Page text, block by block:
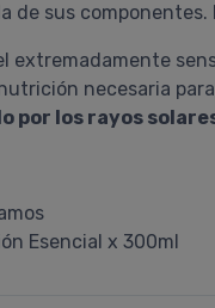
de sus componentes.
extremadamente
necesaria
los rayos
Esencial x 300ml